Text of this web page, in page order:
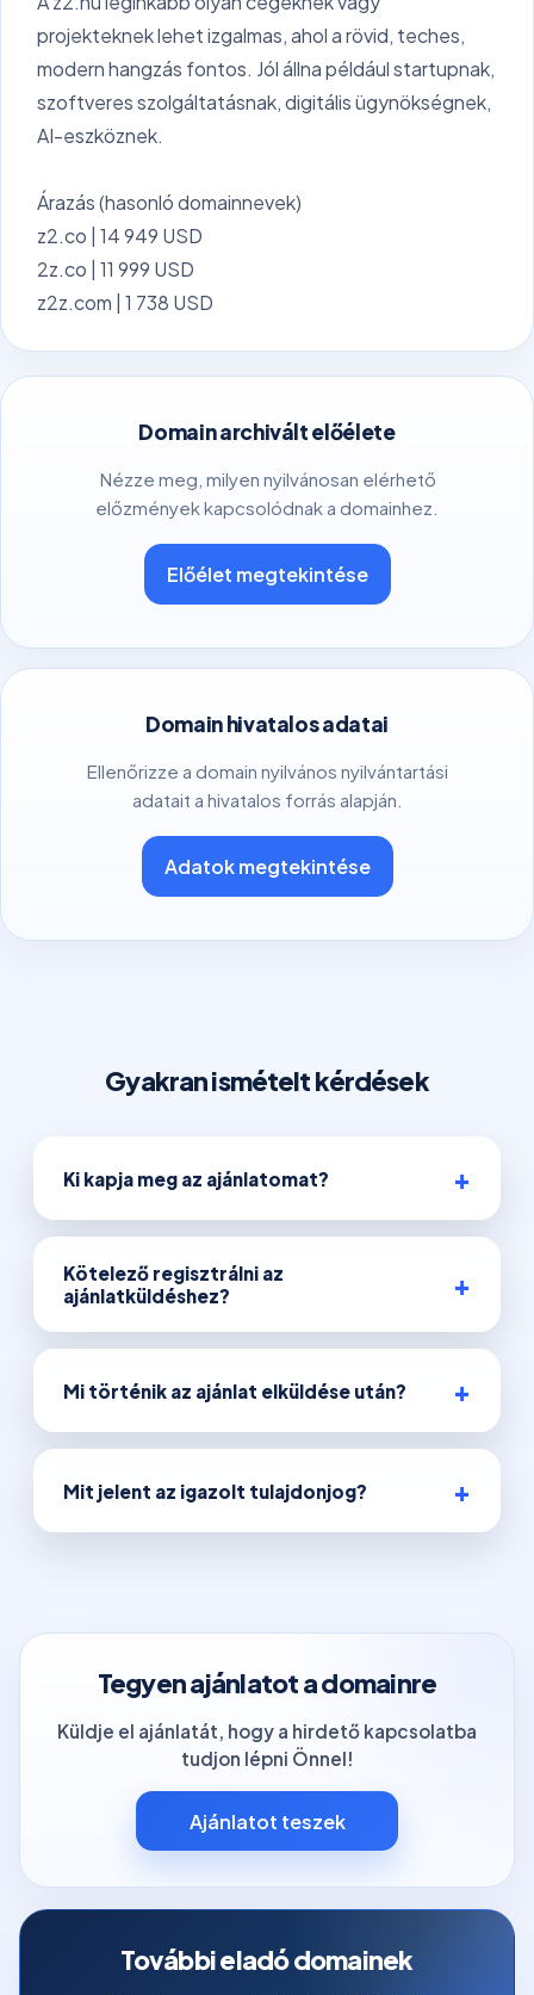
projekteknek lehet izgalmas, ahol a rövid, teches,
modern hangzás fontos. Jól állna például startupnak,
szoftveres szolgáltatásnak, digitális ügynökségnek,
AI-eszköznek.
Árazás (hasonló domainnevek)
z2.co | 14 949 USD
2z.co | 11 999 USD
z2z.com | 1 738 USD
Domain archivált előélete
Nézze meg, milyen nyilvánosan elérhető
előzmények kapcsolódnak a domainhez.
Előélet megtekintése
Domain hivatalos adatai
Ellenőrizze a domain nyilvános nyilvántartási
adatait a hivatalos forrás alapján.
Adatok megtekintése
Gyakran ismételt kérdések
Ki kapja meg az ajánlatomat?
Kötelező regisztrálni az
ajánlatküldéshez?
Mi történik az ajánlat elküldése után?
Mit jelent az igazolt tulajdonjog?
Tegyen ajánlatot a domainre
Küldje el ajánlatát, hogy a hirdető kapcsolatba
tudjon lépni Önnel!
Ajánlatot teszek
További eladó domainek